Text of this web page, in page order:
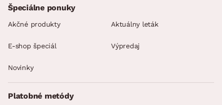
Špeciálne ponuky
Akčné produkty Aktuálny leták
E-shop špeciál Výpredaj
Novinky
Platobné metódy